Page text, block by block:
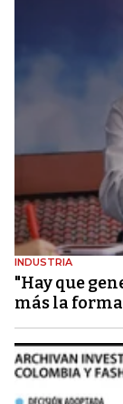
INDUSTRIA
"Hay que
más la